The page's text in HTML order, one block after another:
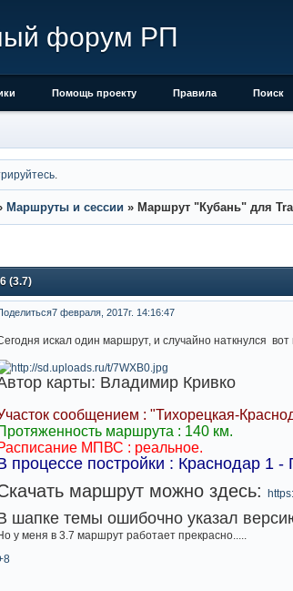
форум РП
Помощь проекту Правила Поиск
Маршруты и сессии » Маршрут "Кубань" для
(3.7)
7 февраля, 2017г. 14:16:47
искал один маршрут, и случайно наткнулся
карты: Владимир Кривко
сообщением : "Тихорецкая-
маршрута : 140 км.
МПВС : реальное.
процессе постройки : Краснодар 1 -
маршрут можно здесь:
шапке темы ошибочно указал
у меня в 3.7 маршрут работает прекрасно.....